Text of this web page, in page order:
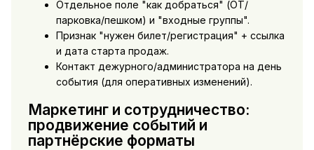
Отдельное поле "как добраться" (ОТ/
парковка/пешком) и "входные группы".
Признак "нужен билет/регистрация" + ссылка
и дата старта продаж.
Контакт дежурного/администратора на день
события (для оперативных изменений).
Маркетинг и сотрудничество:
продвижение событий и
партнёрские форматы